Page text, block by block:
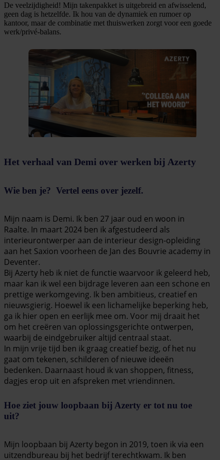
De veelzijdigheid! Mijn takenpakket is uitgebreid en afwisselend,
geen dag is hetzelfde. Ik hou van de dynamiek en rumoer op
kantoor, maar de combinatie met thuiswerken zorgt voor een goede
werk/privé-balans.
Het verhaal van Demi over werken bij Azerty
Wie ben je? Vertel eens over jezelf.
Mijn naam is Demi. Ik ben 27 jaar oud en woon in
Raalte. In maart 2024 ben ik afgestudeerd als
interieurontwerper aan de interieur design-opleiding
aan het Saxion voorheen de Jan des Bouvrie academy in
Deventer.
Bij Azerty heb ik niet de functie waarvoor ik geleerd heb,
maar kan ik wel een bijdrage leveren aan een schone en
prettige werkomgeving. Ik ben ambitieus, creatief en
nieuwsgierig. Hoewel ik een lichamelijke beperking heb,
ga ik hier open en eerlijk mee om. Voor mij draait het
om het creëren van oplossingsgerichte ontwerpen,
waarbij de eindgebruiker altijd centraal staat.
In mijn vrije tijd ben ik graag creatief bezig, of het nu
gaat om tekenen, schilderen of nieuwe ideeën
bedenken. Daarnaast houd ik van shoppen, fitness,
dagjes erop uit en afspreken met vriendinnen.
Hoe ziet jouw loopbaan bij Azerty er tot nu toe
uit?
Mijn loopbaan bij Azerty begon in 2019, toen ik via een
uitzendbureau bij het bedrijf terechtkwam. Ik ben